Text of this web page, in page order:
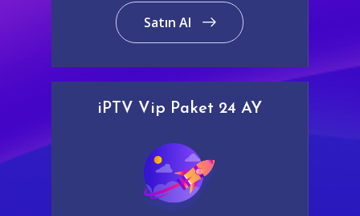
Satın Al
iPTV Vip Paket 24 AY